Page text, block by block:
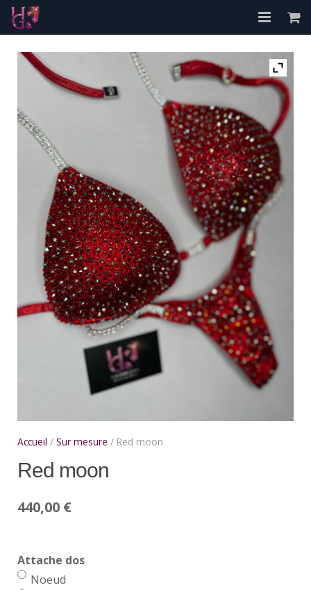
Accueil
A propos
Les Bikinis
Mon compte
Accueil / Sur mesure / Red moon
Red moon
440,00 €
Attache dos
Noeud